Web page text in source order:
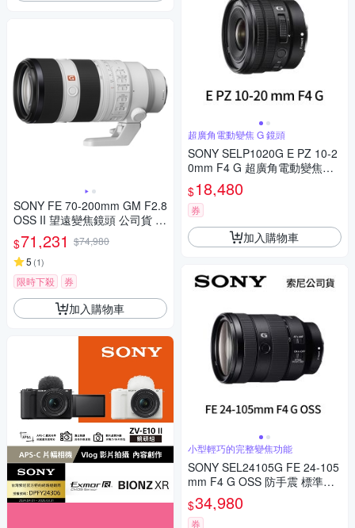
SONY FE 70-200mm GM F2.8
OSS II 望遠變焦鏡頭 公司貨 S
EL70200GM2
$71,231 $74,980
5 (1)
限時下殺 券
加入購物車
超廣角電動變焦 G 鏡頭
SONY SELP1020G E PZ 10-2
0mm F4 G 超廣角電動變焦鏡
頭 (公司貨)
$18,480
券
加入購物車
小型輕巧的完整變焦功能
SONY SEL24105G FE 24-105
mm F4 G OSS 防手震 標準變
焦鏡頭 (公司貨)
$34,980
券